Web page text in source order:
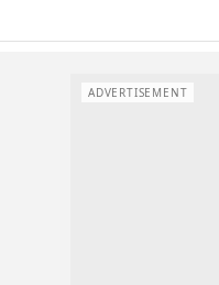
ADVERTISEMENT